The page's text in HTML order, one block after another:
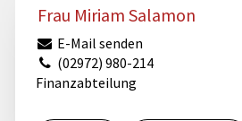
Frau Miriam Salamon
E-Mail senden
(02972) 980-214
Finanzabteilung